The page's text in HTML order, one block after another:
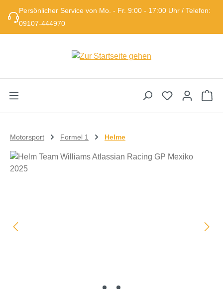
Zum Hauptinhalt springen
Persönlicher Service von Mo. - Fr. 9:00 - 17:00 Uhr / Telefon:
09107-444970
Motorsport Formel 1 Helme
Bildergalerie überspringen